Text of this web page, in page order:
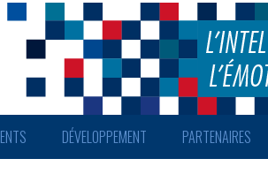
DÉVELOPPEMENT PARTENAIRES